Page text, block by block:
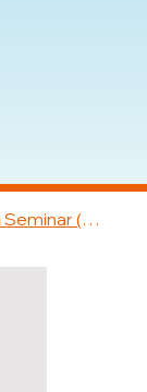
Salsa Feeling - Verl. Nacht NACH dem Seminar (Einzelzimmer)